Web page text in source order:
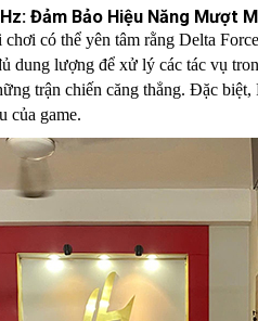
Đảm Bảo Hiệu Năng Mượt
chơi có thể yên tâm rằng Delta
dung lượng để xử lý các tác vụ
trận chiến căng thẳng. Đặc
của game.